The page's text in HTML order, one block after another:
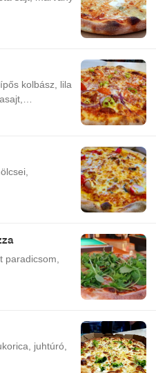
kolbász, lila
paradicsom,
juhtúró,